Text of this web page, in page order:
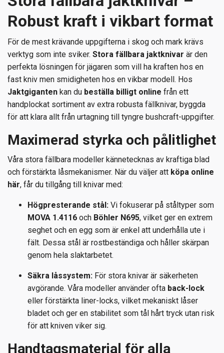
Robust kraft i vikbart format
För de mest krävande uppgifterna i skog och mark krävs
verktyg som inte sviker. Stora fällbara jaktknivar är den
perfekta lösningen för jägaren som vill ha kraften hos en
fast kniv men smidigheten hos en vikbar modell. Hos
Jaktgiganten kan du beställa billigt online från ett
handplockat sortiment av extra robusta fällknivar, byggda
för att klara allt från urtagning till tyngre bushcraft-uppgifter.
Maximerad styrka och pålitlighet
Våra stora fällbara modeller kännetecknas av kraftiga blad
och förstärkta låsmekanismer. När du väljer att köpa online
här, får du tillgång till knivar med:
Högpresterande stål: Vi fokuserar på ståltyper som
MOVA 1.4116 och Böhler N695, vilket ger en extrem
seghet och en egg som är enkel att underhålla ute i
fält. Dessa stål är rostbeständiga och håller skärpan
genom hela slaktarbetet.
Säkra låssystem: För stora knivar är säkerheten
avgörande. Våra modeller använder ofta back-lock
eller förstärkta liner-locks, vilket mekaniskt låser
bladet och ger en stabilitet som tål hårt tryck utan risk
för att kniven viker sig.
Handtagsmaterial för alla